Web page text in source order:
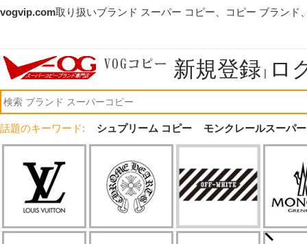
vogvip.com取り扱いブランド スーパー コピー、コピー ブランド
新規登録 | ロ
話題のキーワード: シュプリーム コピー モンクレールスーパ